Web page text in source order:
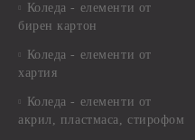
Коледа - елементи от
бирен картон
Коледа - елементи от
хартия
Коледа - елементи от
акрил, пластмаса, стирофом